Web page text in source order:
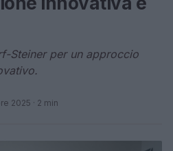
Steiner per un approccio
2025 · 2 min